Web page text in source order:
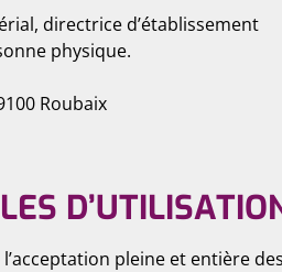
directrice d’établissement
physique.
Roubaix
pleine et entière